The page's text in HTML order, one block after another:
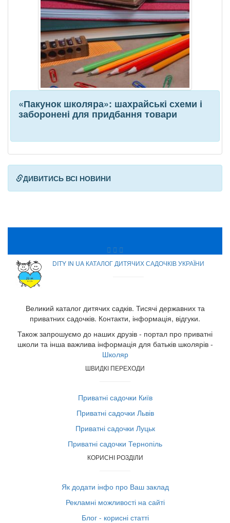
«Пакунок школяра»: шахрайські схеми і
заборонені для придбання товари
ДИВИТИСЬ ВСІ НОВИНИ
DITY IN UA КАТАЛОГ ДИТЯЧИХ САДОЧКІВ УКРАЇНИ
Великий каталог дитячих садків. Тисячі державних та
приватних садочків. Контакти, інформація, відгуки.
Також запрошуємо до наших друзів - портал про приватні
школи та інша важлива інформація для батьків школярів -
Школяр
ШВИДКІ ПЕРЕХОДИ
Приватні садочки Київ
Приватні садочки Львів
Приватні садочки Луцьк
Приватні садочки Тернопіль
КОРИСНІ РОЗДІЛИ
Як додати інфо про Ваш заклад
Рекламні можливості на сайті
Блог - корисні статті